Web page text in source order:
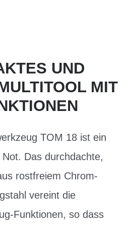
UND
MIT
TOM 18 ist ein
Das durchdachte,
rostfreiem Chrom-
vereint die
Funktionen, so dass